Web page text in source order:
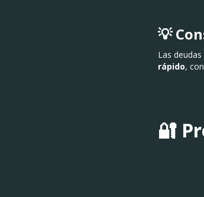
💡
Las
rápido,
🔐